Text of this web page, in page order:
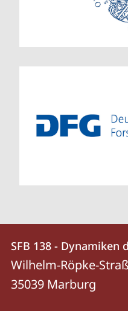
Kontakt
und
Informationen
SFB
138
SFB 138 - Dynamiken
Wilhelm-Röpke-
35039 Marburg